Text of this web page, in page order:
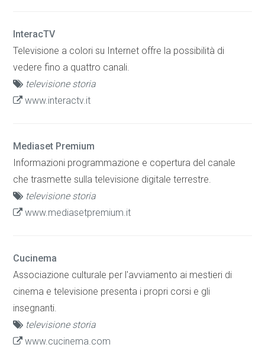
InteracTV
Televisione a colori su Internet offre la possibilità di
vedere fino a quattro canali.
televisione storia
www.interactv.it
Mediaset Premium
Informazioni programmazione e copertura del canale
che trasmette sulla televisione digitale terrestre.
televisione storia
www.mediasetpremium.it
Cucinema
Associazione culturale per l'avviamento ai mestieri di
cinema e televisione presenta i propri corsi e gli
insegnanti.
televisione storia
www.cucinema.com